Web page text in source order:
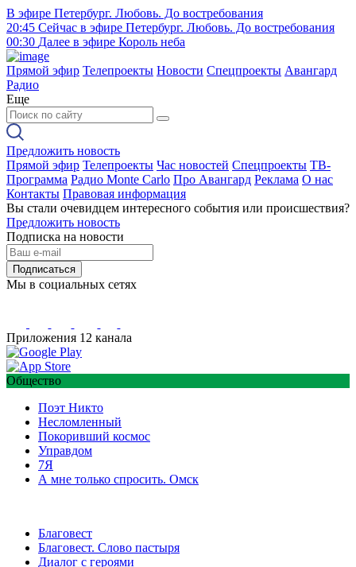
В эфире Петербург. Любовь. До востребования
20:45 Сейчас в эфире Петербург. Любовь. До востребования
00:30 Далее в эфире Король неба
Прямой эфир Телепроекты Новости Спецпроекты Авангард
Радио
Еще
Предложить новость
Прямой эфир Телепроекты Час новостей Спецпроекты ТВ-
Программа Радио Monte Carlo Про Авангард Реклама О нас
Контакты Правовая информация
Вы стали очевидцем интересного события или происшествия?
Предложить новость
Подписка на новости
Подписаться
Мы в социальных сетях
Приложения 12 канала
Общество
Поэт Никто
Несломленный
Покоривший космос
Управдом
7Я
А мне только спросить. Омск
Благовест
Благовест. Слово пастыря
Диалог с героями